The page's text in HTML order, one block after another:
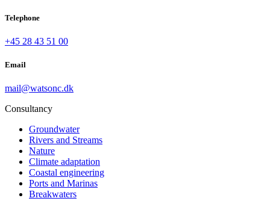
Telephone
+45 28 43 51 00
Email
mail@watsonc.dk
Consultancy
Groundwater
Rivers and Streams
Nature
Climate adaptation
Coastal engineering
Ports and Marinas
Breakwaters